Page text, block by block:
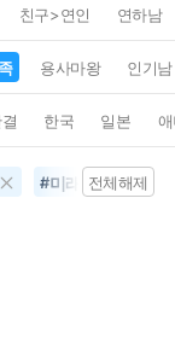
친구>연인 연하남
용사마왕 인기남
한국 일본
#미래배경전체해제